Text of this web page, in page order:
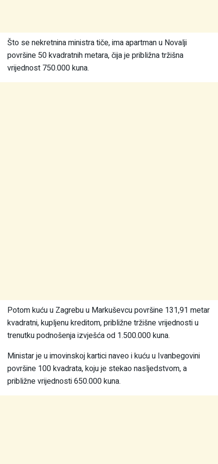
Što se nekretnina ministra tiče, ima apartman u Novalji
površine 50 kvadratnih metara, čija je približna tržišna
vrijednost 750.000 kuna.
Potom kuću u Zagrebu u Markuševcu površine 131,91 metar
kvadratni, kupljenu kreditom, približne tržišne vrijednosti u
trenutku podnošenja izvješća od 1.500.000 kuna.
Ministar je u imovinskoj kartici naveo i kuću u Ivanbegovini
površine 100 kvadrata, koju je stekao nasljedstvom, a
približne vrijednosti 650.000 kuna.